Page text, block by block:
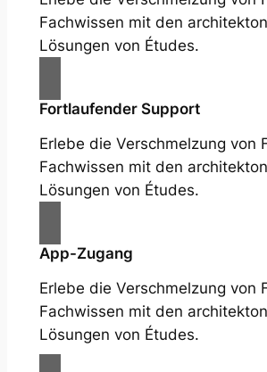
Fachwissen mit den
Lösungen von Études.
Fortlaufender Support
Erlebe die Verschmelzung von
Fachwissen mit den
Lösungen von Études.
App-Zugang
Erlebe die Verschmelzung von
Fachwissen mit den
Lösungen von Études.